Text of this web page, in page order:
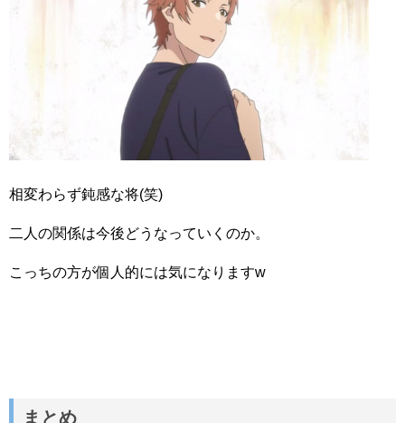
相変わらず鈍感な将(笑)
二人の関係は今後どうなっていくのか。
こっちの方が個人的には気になりますw
まとめ